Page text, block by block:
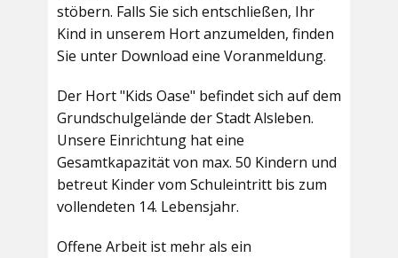
stöbern. Falls Sie sich entschließen, Ihr
Kind in unserem Hort anzumelden, finden
Sie unter Download eine Voranmeldung.
Der Hort "Kids Oase" befindet sich auf dem
Grundschulgelände der Stadt Alsleben.
Unsere Einrichtung hat eine
Gesamtkapazität von max. 50 Kindern und
betreut Kinder vom Schuleintritt bis zum
vollendeten 14. Lebensjahr.
Offene Arbeit ist mehr als ein